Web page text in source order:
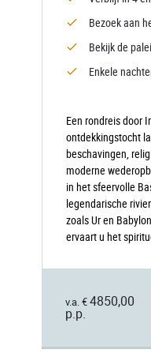
Bezoek aan
Bekijk de
Enkele
Een rondreis door
ontdekkingstocht
beschavingen,
moderne
in het sfeervolle
legendarische
zoals Ur en
ervaart u het
v.a. € 4850,00
p.p.